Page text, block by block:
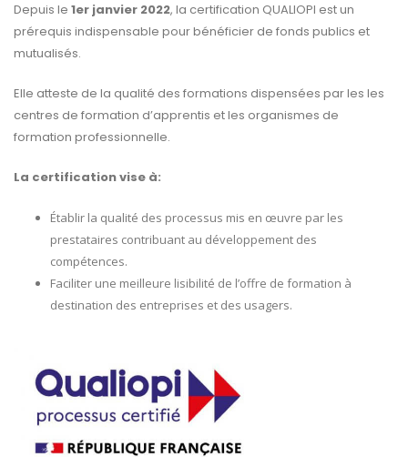
Depuis le 1er janvier 2022, la certification QUALIOPI est un
prérequis indispensable pour bénéficier de fonds publics et
mutualisés.
Elle atteste de la qualité des formations dispensées par les les
centres de formation d’apprentis et les organismes de
formation professionnelle.
La certification vise à:
Établir la qualité des processus mis en œuvre par les
prestataires contribuant au développement des
compétences.
Faciliter une meilleure lisibilité de l’offre de formation à
destination des entreprises et des usagers.